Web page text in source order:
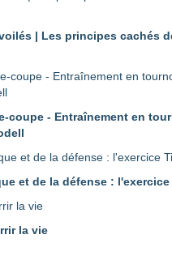
| Les principes cachés
coupe - Entraînement en
et de la défense :
la vie